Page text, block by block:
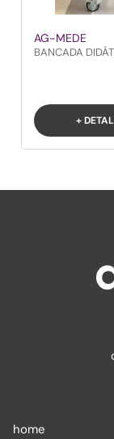
AG-MEDE
BANCADA
+
home